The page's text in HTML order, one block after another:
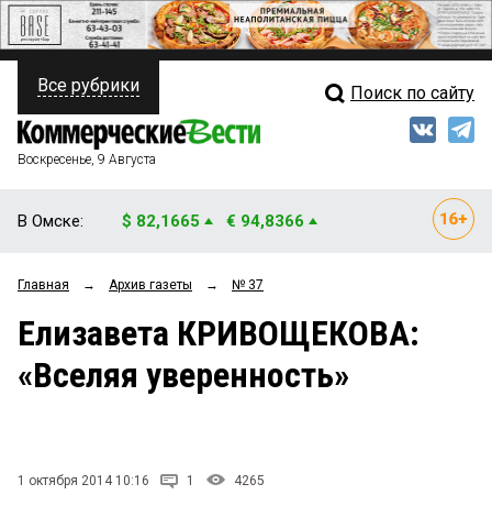
ПОЛИТИКА
ФИНАНСЫ
ОБЩЕСТВО
ЗАКОН
НОВОСТИ КОМПАНИЙ
СТИЛЬ ЖИЗНИ
Свежий выпуск
Рейтинги
Блоги
Все рубрики Поиск по сайту
Воскресенье, 9 Августа
В Омске: $ 82,1665 € 94,8366
Главная → Архив газеты → № 37
Елизавета КРИВОЩЕКОВА:
«Вселяя уверенность»
1 октября 2014 10:16 1 4265